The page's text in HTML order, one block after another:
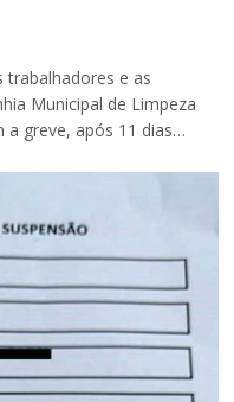
trabalhadores e as
Municipal de Limpeza
a greve, após 11 dias…